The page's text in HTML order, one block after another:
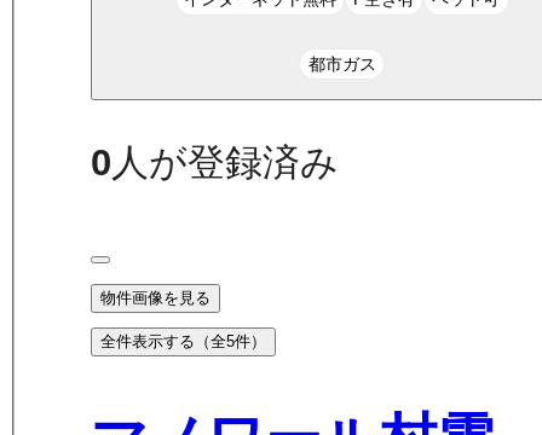
都市ガス
0 人が登録済み
物件画像を見る
全件表示する（全5件）